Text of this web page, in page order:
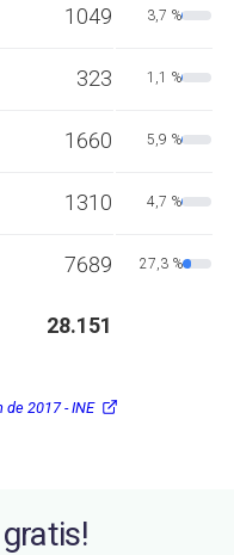
1049 3,7 %
323 1,1 %
1660 5,9 %
1310 4,7 %
7689 27,3 %
28.151
2017 - INE